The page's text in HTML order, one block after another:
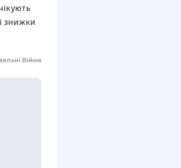
знижки
Війни